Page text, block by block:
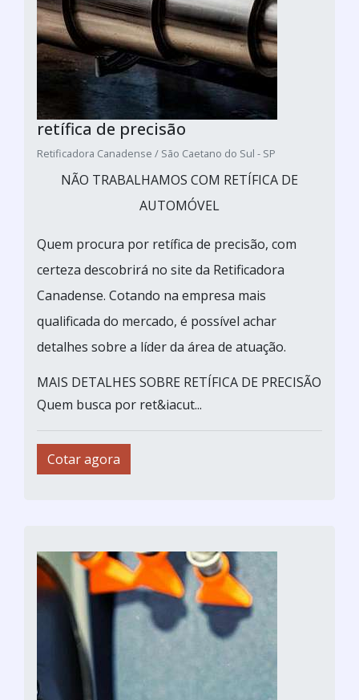
retífica de precisão
Retificadora Canadense / São Caetano do Sul - SP
NÃO TRABALHAMOS COM RETÍFICA DE
AUTOMÓVEL
Quem procura por retífica de precisão, com
certeza descobrirá no site da Retificadora
Canadense. Cotando na empresa mais
qualificada do mercado, é possível achar
detalhes sobre a líder da área de atuação.
MAIS DETALHES SOBRE RETÍFICA DE PRECISÃO
Quem busca por ret&iacut...
Cotar agora